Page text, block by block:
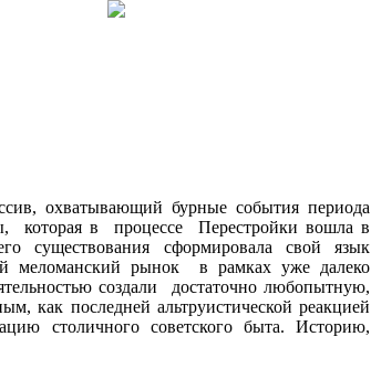
охватывающий бурные события периода
которая в процессе Перестройки вошла в
существования сформировала свой язык
меломанский рынок в рамках уже далеко
создали достаточно любопытную,
последней альтруистической реакцией
столичного советского быта. Историю,